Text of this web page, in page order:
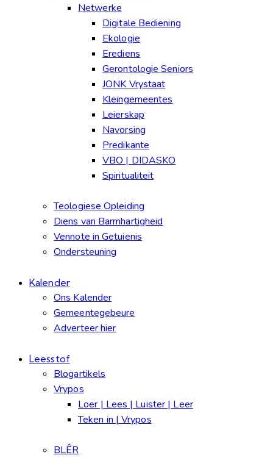
Netwerke
Digitale Bediening
Ekologie
Erediens
Gerontologie Seniors
JONK Vrystaat
Kleingemeentes
Leierskap
Navorsing
Predikante
VBO | DIDASKO
Spiritualiteit
Teologiese Opleiding
Diens van Barmhartigheid
Vennote in Getuienis
Ondersteuning
Kalender
Ons Kalender
Gemeentegebeure
Adverteer hier
Leesstof
Blogartikels
Vrypos
Loer | Lees | Luister | Leer
Teken in | Vrypos
BLÊR